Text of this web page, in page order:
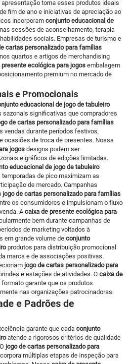
apresentação torna esses produtos ideais
fim de ano e iniciativas de apreciação ao
incorporam conjunto educacional de
sessões de aconselhamento, terapia
sociais. Empresas de turismo e
cartas personalizado para famílias
quartos e artigos de merchandising
presente ecológica para jogos embalagem
premium no mercado de
e Promocionais
educacional de jogo de tabuleiro
sazonais significativas que compradores
de cartas personalizado para famílias
vendas durante períodos festivos,
ocasiões de troca de presentes. Nossa
jogos designs podem ser
e gráficos de edições limitadas.
educacional de jogo de tabuleiro
de pico maximizam as
de mercado. Campanhas
jogo de cartas personalizado para famílias
os consumidores e impulsionam o fluxo
Acaixa de presente ecológica para
bem durante campanhas de
de marketing voltados à
em grande volume de conjunto
produtos para distribuição promocional
marca e de associações positivas.
jogo de cartas personalizado para
e estações de atividades. O caixa de
formato garante que os produtos
nas organizações patrocinadoras.
e Padrões de
garante que cada conjunto
atende a rigorosos critérios de qualidade
jogo de cartas personalizado para
múltiplas etapas de inspeção para